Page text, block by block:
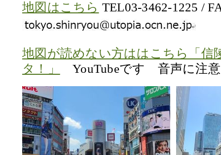
地図はこちら TEL03-3462-1225 /
地図が読めない方ははこちら「信
タ！」
YouTubeです 音声に注